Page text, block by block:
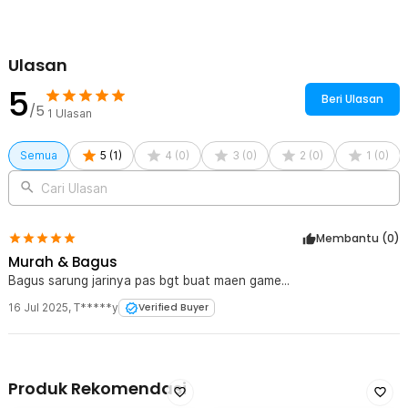
Breathable Touchscreen - S02
Ulasan
5/5 1 Ulasan
Beri Ulasan
Semua 5 (1 ) 4 (0) 3 (0) 2 (0) 1 (0)
Cari Ulasan
Membantu (0)
Murah & Bagus
Bagus sarung jarinya pas bgt buat maen game...
16 Jul 2025, T*****y Verified Buyer
Produk Rekomendasi